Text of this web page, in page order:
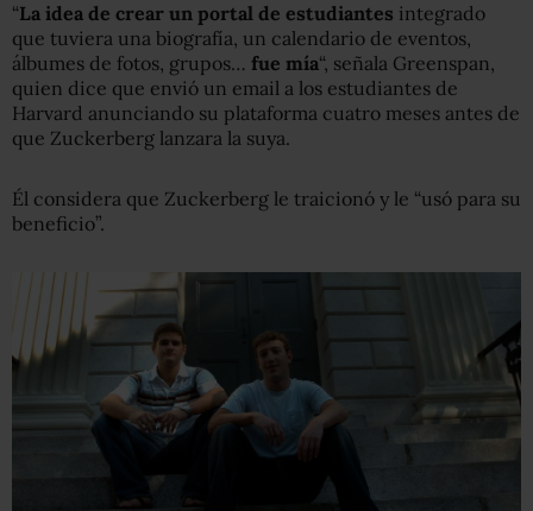
“La idea de crear un portal de estudiantes integrado
que tuviera una biografía, un calendario de eventos,
álbumes de fotos, grupos… fue mía“, señala Greenspan,
quien dice que envió un email a los estudiantes de
Harvard anunciando su plataforma cuatro meses antes de
que Zuckerberg lanzara la suya.
Él considera que Zuckerberg le traicionó y le “usó para su
beneficio”.